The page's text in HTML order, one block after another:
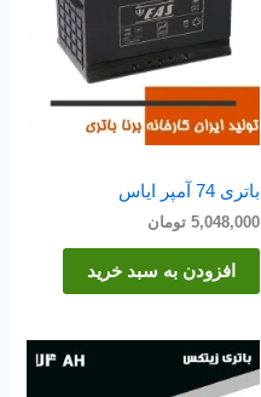
باتری 74 آمپر ایاس
5,048,000 تومان
افزودن به سبد خرید